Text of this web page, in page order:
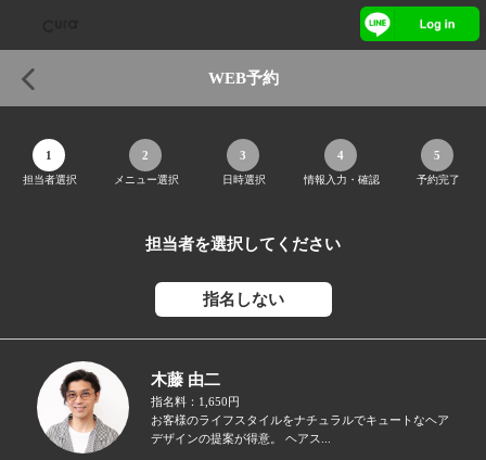
WEB予約
1
担当者選択
2
メニュー選択
3
日時選択
4
情報入力・確認
5
予約完了
担当者を選択してください
指名しない
木藤 由二
指名料：1,650円
お客様のライフスタイルをナチュラルでキュートなヘア
デザインの提案が得意。 ヘアス...